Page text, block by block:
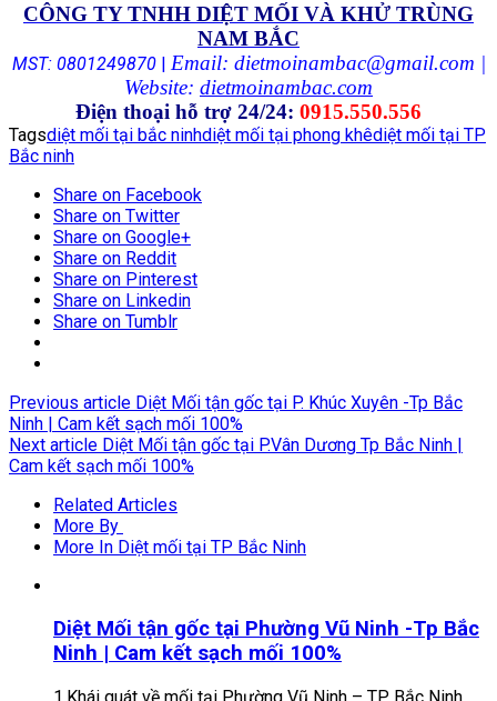
CÔNG TY TNHH DIỆT MỐI VÀ KHỬ TRÙNG
NAM BẮC
MST: 0801249870| Email: dietmoinambac@gmail.com |
Website: dietmoinambac.com
Điện thoại hỗ trợ 24/24: 0915.550.556
Tagsdiệt mối tại bắc ninhdiệt mối tại phong khêdiệt mối tại TP
Bắc ninh
Share on Facebook
Share on Twitter
Share on Google+
Share on Reddit
Share on Pinterest
Share on Linkedin
Share on Tumblr
Previous article Diệt Mối tận gốc tại P. Khúc Xuyên -Tp Bắc
Ninh | Cam kết sạch mối 100%
Next article Diệt Mối tận gốc tại P.Vân Dương Tp Bắc Ninh |
Cam kết sạch mối 100%
Related Articles
More By
More In Diệt mối tại TP Bắc Ninh
Diệt Mối tận gốc tại Phường Vũ Ninh -Tp Bắc
Ninh | Cam kết sạch mối 100%